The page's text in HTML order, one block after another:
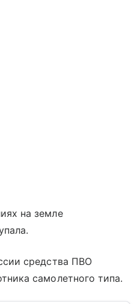
на земле
средства ПВО
самолетного типа.